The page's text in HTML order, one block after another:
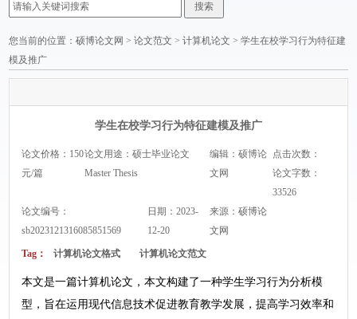
您当前的位置：硕博论文网 >论文范文 >计算机论文 > 学生在校学习行为特征建
模及推广
学生在校学习行为特征建模及推广
论文价格：150
元/篇
论文用途：硕士毕业论文
Master Thesis
编辑：硕博论
文网
点击次数：
论文字数：
33526
论文编号：
sb2023121316085851569
日期：2023-
12-20
来源：硕博论
文网
Tag： 计算机论文格式 计算机论文范文
本文是一篇计算机论文，本文构建了一种学生学习行为分析模
型，旨在运用现代信息技术促进教育教学发展，提高学习效率和